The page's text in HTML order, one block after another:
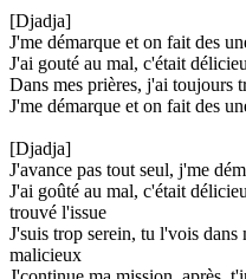
[Djadja]
J'me démarque et on fait des
J'ai gouté au mal, c'était
Dans mes prières, j'ai toujours
J'me démarque et on fait des
[Djadja]
J'avance pas tout seul, j'me
J'ai goûté au mal, c'était
trouvé l'issue
J'suis trop serein, tu l'vois
malicieux